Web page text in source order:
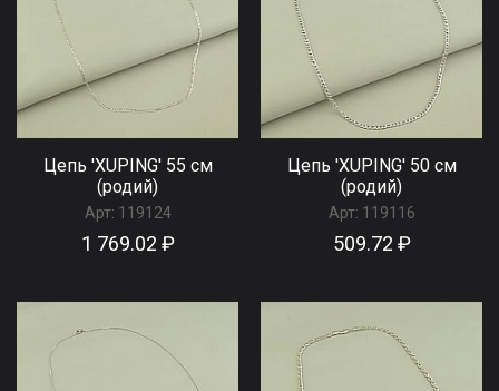
Цепь 'XUPING' 55 см
(родий)
Арт: 119124
1 769.02 ₽
Цепь 'XUPING' 50 см
(родий)
Арт: 119116
509.72 ₽